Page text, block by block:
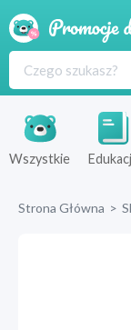
Wszystkie
Strona Główna >